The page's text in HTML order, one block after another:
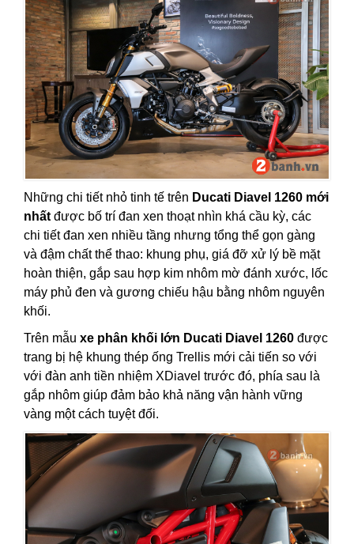
Những chi tiết nhỏ tinh tế trên Ducati Diavel 1260 mới
nhất được bố trí đan xen thoạt nhìn khá cầu kỳ, các
chi tiết đan xen nhiều tầng nhưng tổng thể gọn gàng
và đậm chất thể thao: khung phụ, giá đỡ xử lý bề mặt
hoàn thiện, gắp sau hợp kim nhôm mờ đánh xước, lốc
máy phủ đen và gương chiếu hậu bằng nhôm nguyên
khối.
Trên mẫu xe phân khối lớn Ducati Diavel 1260 được
trang bị hệ khung thép ống Trellis mới cải tiến so với
với đàn anh tiền nhiệm XDiavel trước đó, phía sau là
gắp nhôm giúp đảm bảo khả năng vận hành vững
vàng một cách tuyệt đối.